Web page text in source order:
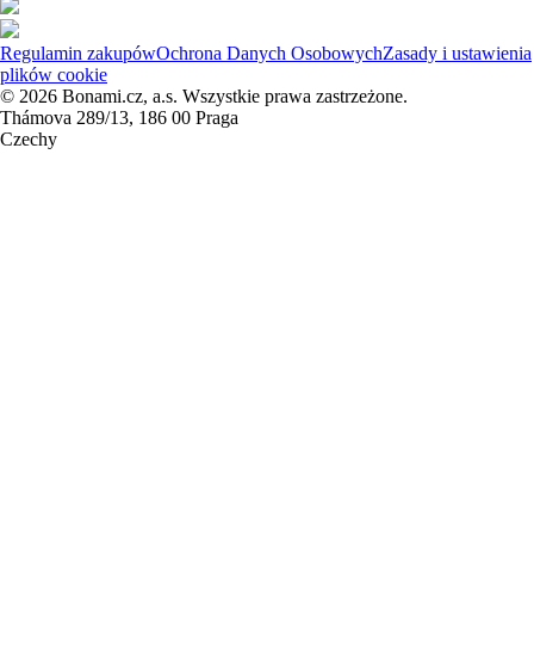
Regulamin zakupówOchrona Danych OsobowychZasady i ustawienia
plików cookie
© 2026 Bonami.cz, a.s. Wszystkie prawa zastrzeżone.
Thámova 289/13, 186 00 Praga
Czechy